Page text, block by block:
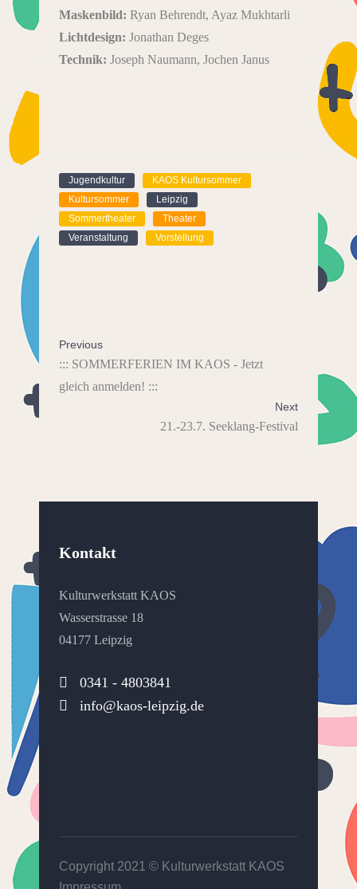
Maskenbild: Ryan Behrendt, Ayaz Mukhtarli
Lichtdesign: Jonathan Deges
Technik: Joseph Naumann, Jochen Janus
Jugendkultur
KAOS Kultursommer
Kultursommer
Leipzig
Sommertheater
Theater
Veranstaltung
Vorstellung
Previous
::: SOMMERFERIEN IM KAOS - Jetzt
gleich anmelden! :::
Next
21.-23.7. Seeklang-Festival
Kontakt
Kulturwerkstatt KAOS
Wasserstrasse 18
04177 Leipzig
0341 - 4803841
info@kaos-leipzig.de
Copyright 2021 © Kulturwerkstatt KAOS